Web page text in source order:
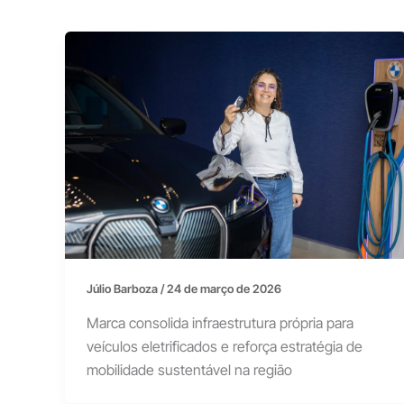
Júlio Barboza/24 de março de 2026
Marca consolida infraestrutura própria para
veículos eletrificados e reforça estratégia de
mobilidade sustentável na região